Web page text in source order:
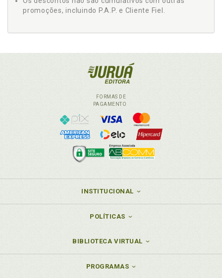
promoções, incluindo P.A.P. e Cliente Fiel.
FORMAS DE
PAGAMENTO
INSTITUCIONAL
POLÍTICAS
BIBLIOTECA VIRTUAL
PROGRAMAS